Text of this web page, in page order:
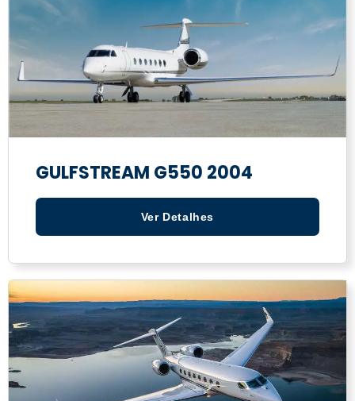
GULFSTREAM G550 2004
Ver Detalhes